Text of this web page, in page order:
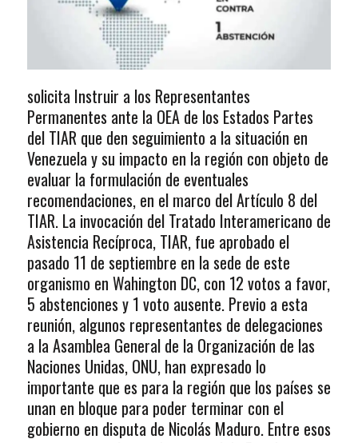
solicita Instruir a los Representantes
Permanentes ante la OEA de los Estados Partes
del TIAR que den seguimiento a la situación en
Venezuela y su impacto en la región con objeto de
evaluar la formulación de eventuales
recomendaciones, en el marco del Artículo 8 del
TIAR. La invocación del Tratado Interamericano de
Asistencia Recíproca, TIAR, fue aprobado el
pasado 11 de septiembre en la sede de este
organismo en Wahington DC, con 12 votos a favor,
5 abstenciones y 1 voto ausente. Previo a esta
reunión, algunos representantes de delegaciones
a la Asamblea General de la Organización de las
Naciones Unidas, ONU, han expresado lo
importante que es para la región que los países se
unan en bloque para poder terminar con el
gobierno en disputa de Nicolás Maduro. Entre esos